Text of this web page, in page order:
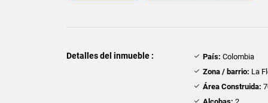
Detalles del inmueble : País: Colombia
Zona / barrio: La
Área Construida: